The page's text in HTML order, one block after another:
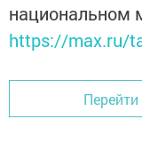
национальном
https://max.ru/